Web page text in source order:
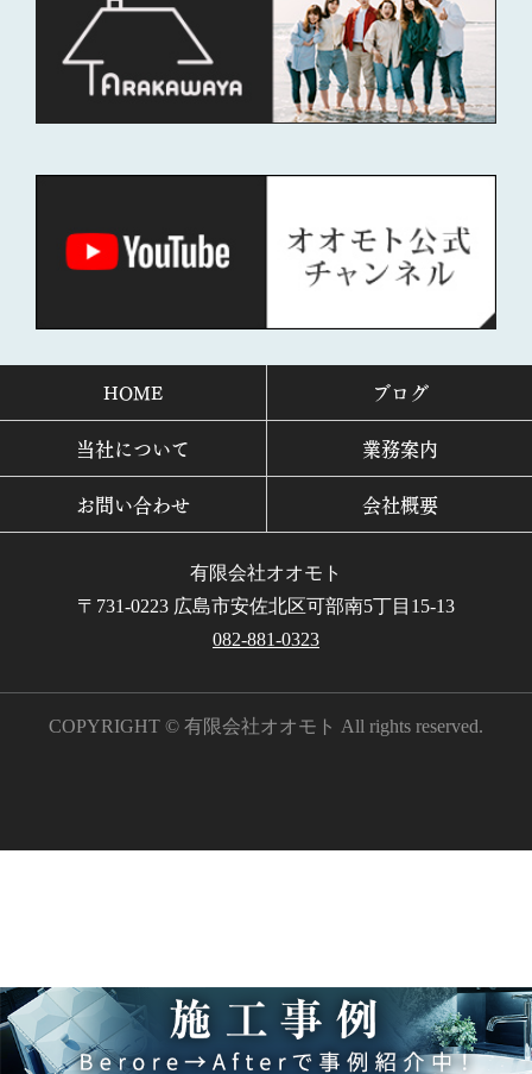
HOME
ブログ
当社について
業務案内
お問い合わせ
会社概要
有限会社オオモト
〒731-0223 広島市安佐北区可部南5丁目15-13
082-881-0323
COPYRIGHT © 有限会社オオモト All rights reserved.